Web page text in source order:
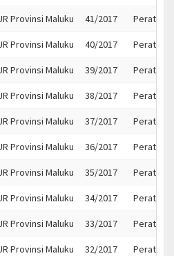
Provinsi Maluku 41/2017 Peraturan
Provinsi Maluku 40/2017 Peraturan
Provinsi Maluku 39/2017 Peraturan
Provinsi Maluku 38/2017 Peraturan
Provinsi Maluku 37/2017 Peraturan
Provinsi Maluku 36/2017 Peraturan
Provinsi Maluku 35/2017 Peraturan
Provinsi Maluku 34/2017 Peraturan
Provinsi Maluku 33/2017 Peraturan
Provinsi Maluku 32/2017 Peraturan